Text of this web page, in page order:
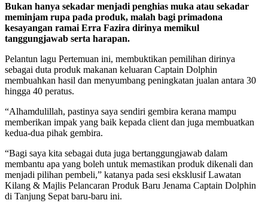
Bukan hanya sekadar menjadi penghias muka atau sekadar
meminjam rupa pada produk, malah bagi primadona
kesayangan ramai Erra Fazira dirinya memikul
tanggungjawab serta harapan.
Pelantun lagu Pertemuan ini, membuktikan pemilihan dirinya
sebagai duta produk makanan keluaran Captain Dolphin
membuahkan hasil dan menyumbang peningkatan jualan antara 30
hingga 40 peratus.
“Alhamdulillah, pastinya saya sendiri gembira kerana mampu
memberikan impak yang baik kepada client dan juga membuatkan
kedua-dua pihak gembira.
“Bagi saya kita sebagai duta juga bertanggungjawab dalam
membantu apa yang boleh untuk memastikan produk dikenali dan
menjadi pilihan pembeli,” katanya pada sesi eksklusif Lawatan
Kilang & Majlis Pelancaran Produk Baru Jenama Captain Dolphin
di Tanjung Sepat baru-baru ini.